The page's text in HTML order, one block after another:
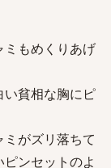
もめくりあげ
貧相な胸にピ
がズリ落ちて
ンセットのよ